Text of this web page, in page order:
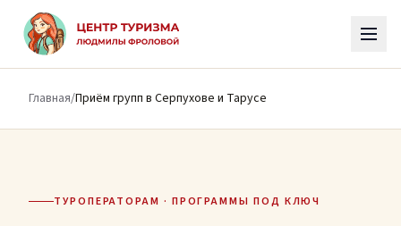
К основному содержимому
Главная/Приём групп в Серпухове и Тарусе
ТУРОПЕРАТОРАМ · ПРОГРАММЫ ПОД КЛЮЧ